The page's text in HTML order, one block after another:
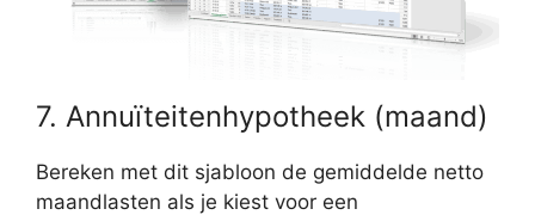
7. Annuïteitenhypotheek (maand)
Bereken met dit sjabloon de gemiddelde netto
maandlasten als je kiest voor een